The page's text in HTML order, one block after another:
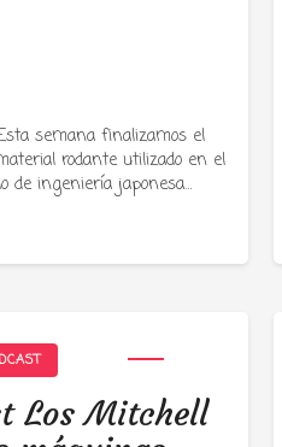
semana finalizamos el
rodante utilizado en el
de ingeniería japonesa…
Los Mitchell